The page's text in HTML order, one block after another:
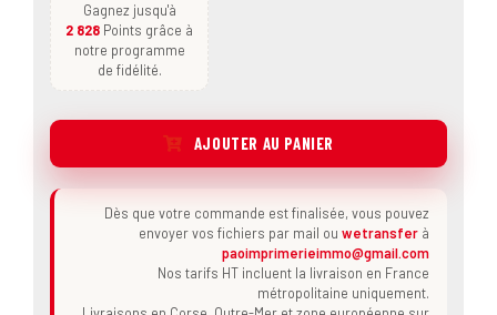
Gagnez jusqu'à
2 828 Points grâce à
notre programme
de fidélité.
AJOUTER AU PANIER
Dès que votre commande est finalisée, vous pouvez
envoyer vos fichiers par mail ou wetransfer à
paoimprimerieimmo@gmail.com
Nos tarifs HT incluent la livraison en France
métropolitaine uniquement.